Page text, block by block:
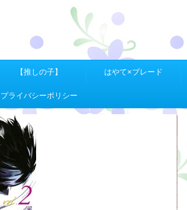
【推しの子】 はやて×ブレード
プライバシーポリシー